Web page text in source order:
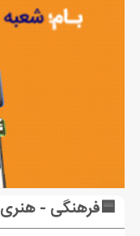
🟦فرهنگی - هنری